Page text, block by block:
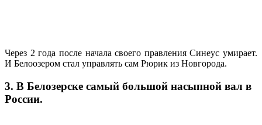
Через 2 года после начала своего правления Синеус умирает.
И Белоозером стал управлять сам Рюрик из Новгорода.
3. В Белозерске самый большой насыпной вал в
России.